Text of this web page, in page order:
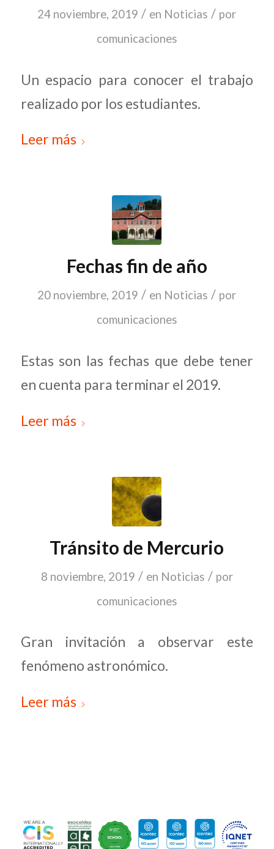
24 noviembre, 2019 / en Noticias / por
comunicaciones
Un espacio para conocer el trabajo
realizado por los estudiantes.
Leer más
Fechas fin de año
20 noviembre, 2019 / en Noticias / por
comunicaciones
Estas son las fechas que debe tener
en cuenta para terminar el 2019.
Leer más
Tránsito de Mercurio
8 noviembre, 2019 / en Noticias / por
comunicaciones
Gran invitación a observar este
fenómeno astronómico.
Leer más